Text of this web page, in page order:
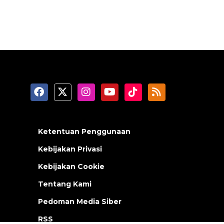
Ketentuan Penggunaan
Kebijakan Privasi
Kebijakan Cookie
Tentang Kami
Pedoman Media Siber
RSS